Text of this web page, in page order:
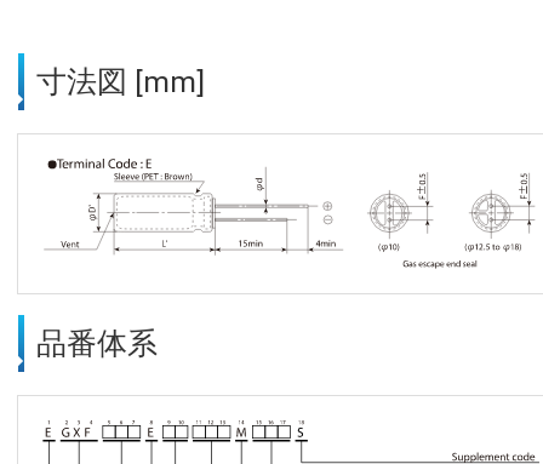
寸法図 [mm]
品番体系